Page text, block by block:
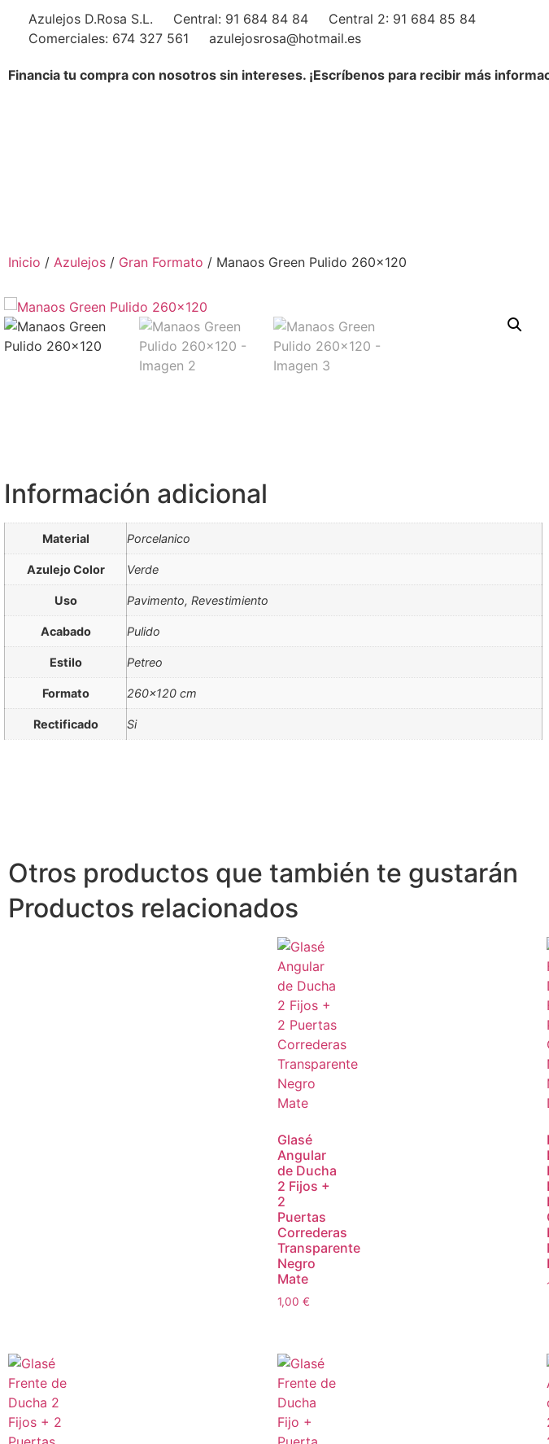
Azulejos D.Rosa S.L. Central: 91 684 84 84
Central 2: 91 684 85 84
Comerciales: 674 327 561
azulejosrosa@hotmail.es
Financia tu compra con nosotros sin intereses. ¡Escríbenos para recibir más
Inicio / Azulejos / Gran Formato / Manaos Green Pulido 260×120
Información adicional
Material Porcelanico
Azulejo Color Verde
Uso Pavimento, Revestimiento
Acabado Pulido
Estilo Petreo
Formato 260×120 cm
Rectificado Si
Otros productos que también te gustarán
Productos relacionados
Glasé
Angular
de Ducha
2 Fijos +
2
Puertas
Correderas
Transparente
Negro
Mate
1,00 €